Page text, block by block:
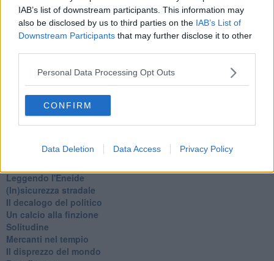
IAB’s list of downstream participants. This information may
also be disclosed by us to third parties on the IAB’s List of
Downstream Participants that may further disclose it to other
Personal Data Processing Opt Outs
CONFIRM
Data Deletion Data Access Privacy Policy
Fine anno al ristorante
La festa di Capodanno
Natale 2024
Re e regnanti
A noi interessa il dito non la luna
Come rubare allo stato e vivere felici
Una performance
​Io (allo specchio)
Tramonto
Passato, presente, futuro
Il giorno dei saldi
Leggendo l'Eneide
​(In)sicurezza stradale
Il decalogo del politico
Un calcio alla finzione
Solitudine
Mercanti nel tempio
Il disprezzo del mondo